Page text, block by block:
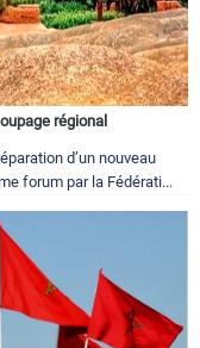
régional
d’un nouveau
forum par la Fédérati...